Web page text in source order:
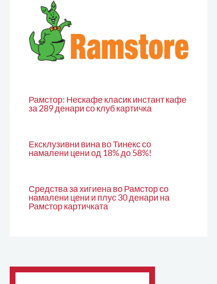
Рамстор: Нескафе класик инстант кафе
за 289 денари со клуб картичка
Ексклузивни вина во Тинекс со
намалени цени од 18% до 58%!
Средства за хигиена во Рамстор со
намалени цени и плус 30 денари на
Рамстор картичката